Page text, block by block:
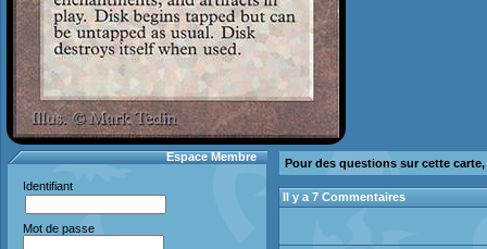
Espace Membre
Identifiant
Mot de passe
Pour des questions sur cette
Il y a 7 Commentaires